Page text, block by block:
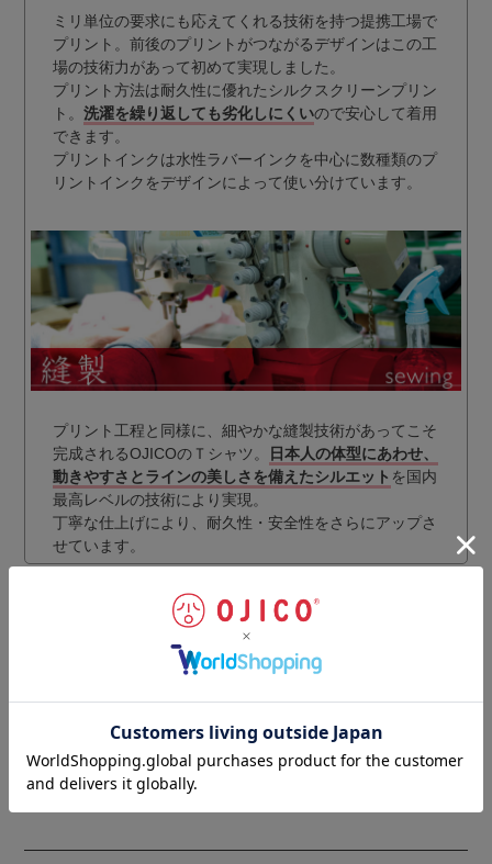
ミリ単位の要求にも応えてくれる技術を持つ提携工場で
プリント。前後のプリントがつながるデザインはこの工
場の技術力があって初めて実現しました。
プリント方法は耐久性に優れたシルクスクリーンプリン
ト。 洗濯を繰り返しても劣化しにくいので安心して着用
できます。
プリントインクは水性ラバーインクを中心に数種類のプ
リントインクをデザインによって使い分けています。
プリント工程と同様に、細やかな縫製技術があってこそ
完成されるOJICOのＴシャツ。
日本人の体型にあわせ、
動きやすさとラインの美しさを備えたシルエット を国内
最高レベルの技術により実現。
丁寧な仕上げにより、耐久性・安全性をさらにアップさ
せています。
ギフトラッピングのご注文はこちらから